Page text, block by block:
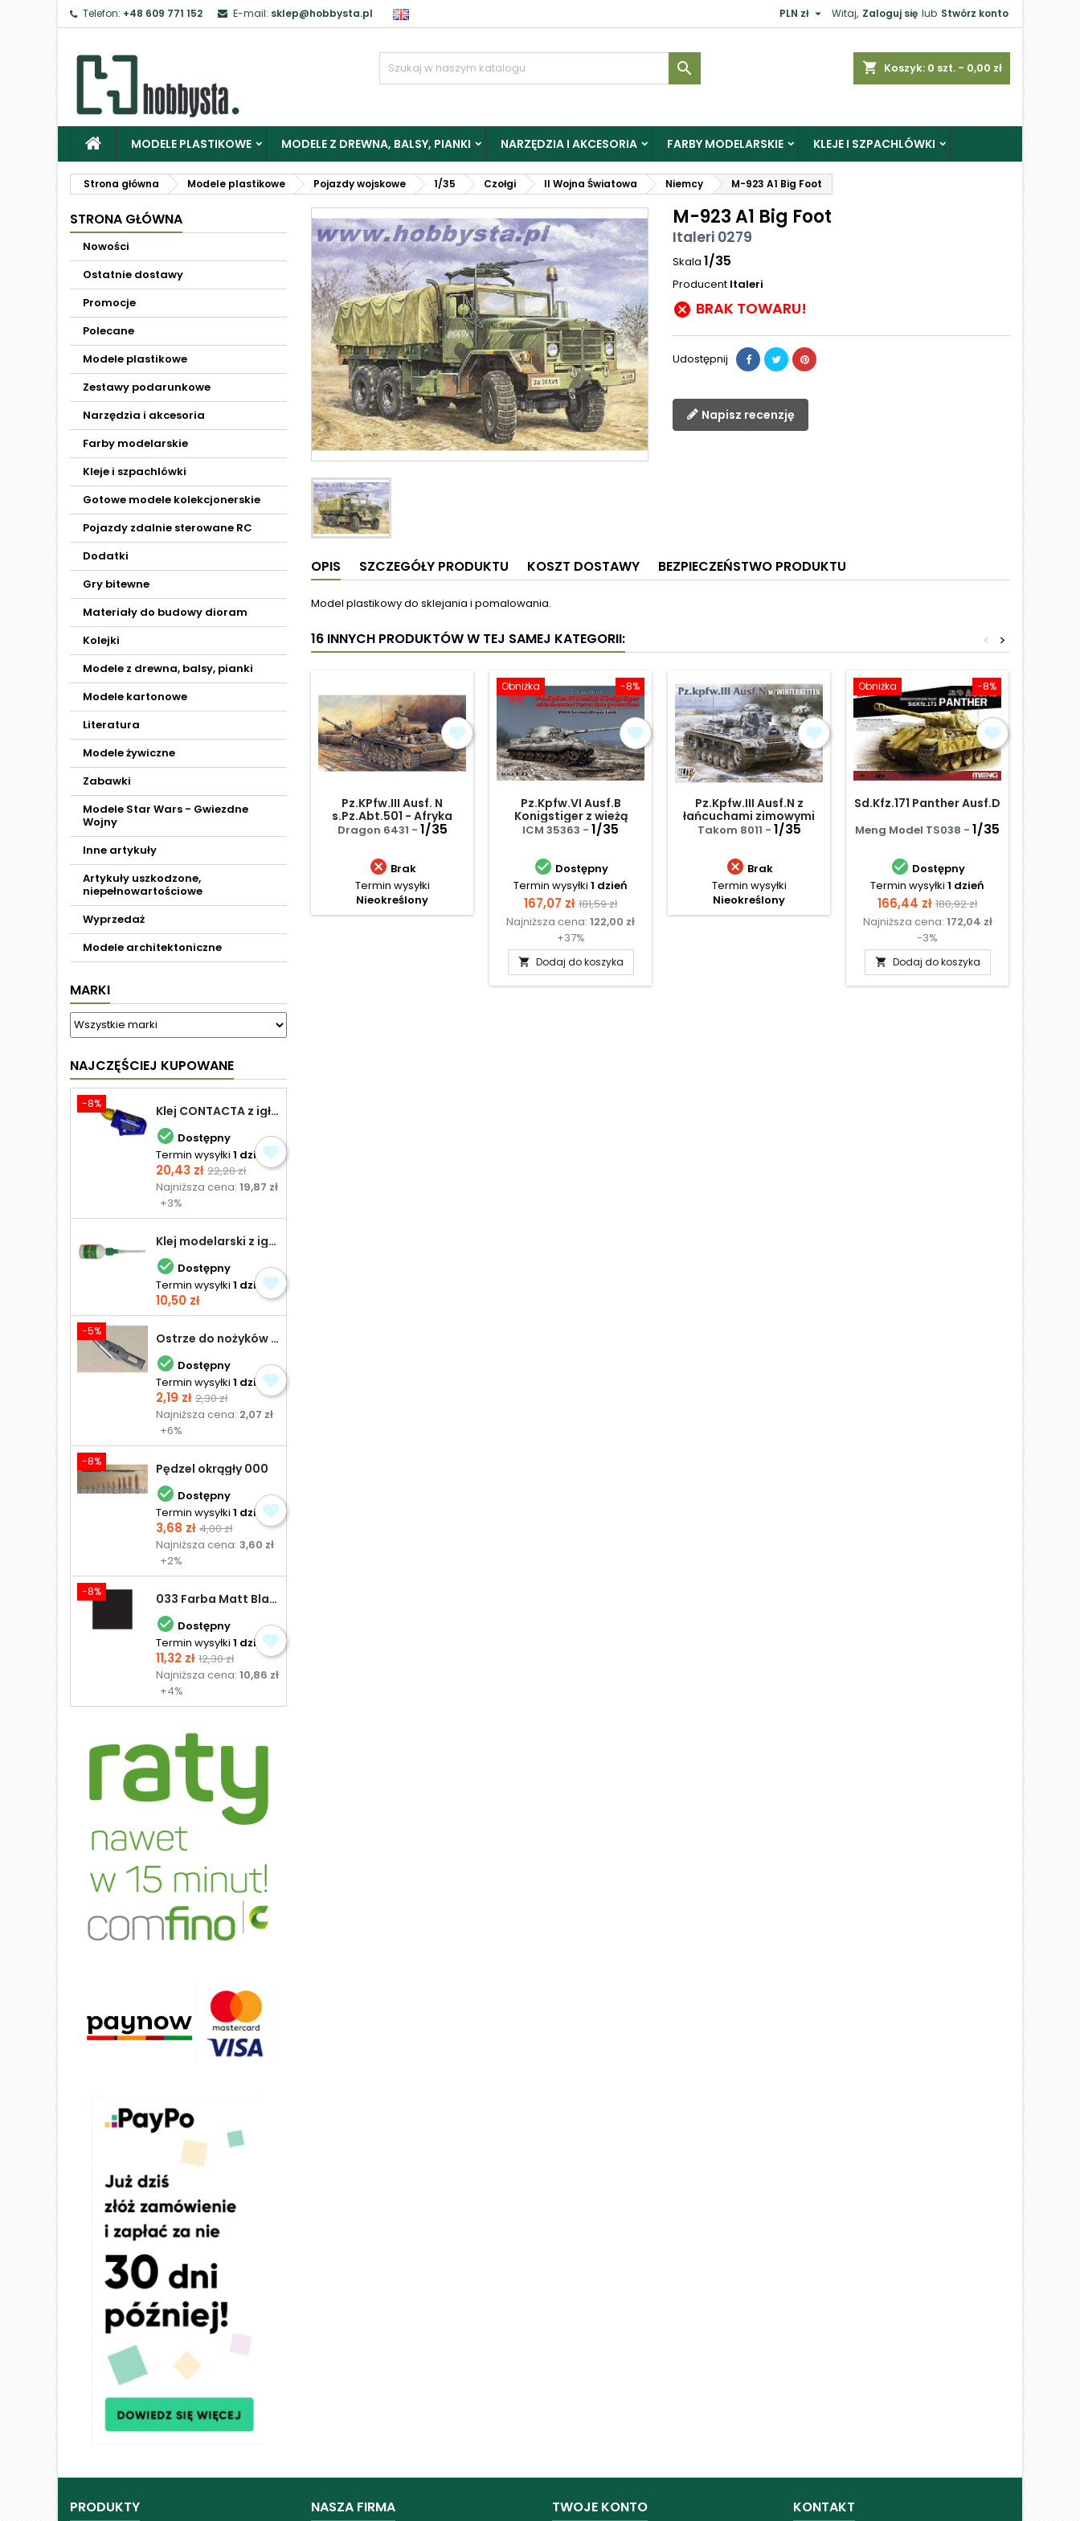
Telefon: +48 609 771 152 E-mail: sklep@hobbysta.pl Witaj, Zaloguj się lub Stwórz konto
PLN zł 
shopping_cart Koszyk: 0 szt. - 0,00 zł

MODELE PLASTIKOWE MODELE Z DREWNA, BALSY, PIANKI NARZĘDZIA I AKCESORIA FARBY MODELARSKIE KLEJE I SZPACHLÓWKI
Strona główna Modele plastikowe Pojazdy wojskowe 1/35 Czołgi II Wojna Światowa Niemcy M-923 A1 Big Foot
STRONA GŁÓWNA
Nowości
Ostatnie dostawy
Promocje
Polecane
Modele plastikowe
Zestawy podarunkowe
Narzędzia i akcesoria
Farby modelarskie
Kleje i szpachlówki
Gotowe modele kolekcjonerskie
Pojazdy zdalnie sterowane RC
Dodatki
Gry bitewne
Materiały do budowy dioram
Kolejki
Modele z drewna, balsy, pianki
Modele kartonowe
Literatura
Modele żywiczne
Zabawki
Modele Star Wars - Gwiezdne
Wojny
Inne artykuły
Artykuły uszkodzone,
niepełnowartościowe
Wyprzedaż
Modele architektoniczne
MARKI
NAJCZĘŚCIEJ KUPOWANE
-8% Klej CONTACTA z igłą do plastiku 25,0 g
 Dostępny
Termin wysyłki 1 dzień
Cena
20,43 zł Cena
podstawowa
22,20 zł
Najniższa cena:19,87 zł
+3%
Klej modelarski z igłą 30 ml
 Dostępny
Termin wysyłki 1 dzień
Cena
10,50 zł
-5% Ostrze do nożyków Excel
 Dostępny
Termin wysyłki 1 dzień
Cena
2,19 zł Cena
podstawowa
2,30 zł
Najniższa cena: 2,07 zł
+6%
-8% Pędzel okrągły 000
 Dostępny
Termin wysyłki 1 dzień
Cena
3,68 zł Cena
podstawowa
4,00 zł
Najniższa cena:3,60 zł
+2%
-8% 033 Farba Matt Black - olejna
 Dostępny
Termin wysyłki 1 dzień
Cena
11,32 zł Cena
podstawowa
12,30 zł
Najniższa cena:10,86 zł
+4%
M-923 A1 Big Foot
Italeri 0279
Skala 1/35
Producent Italeri
 BRAK TOWARU!
Udostępnij
Napisz recenzję
OPIS SZCZEGÓŁY PRODUKTU KOSZT DOSTAWY BEZPIECZEŃSTWO PRODUKTU
Model plastikowy do sklejania i pomalowania.
16 INNYCH PRODUKTÓW W TEJ SAMEJ KATEGORII: >
<
Pz.KPfw.III Ausf. N
s.Pz.Abt.501 - Afryka
Dragon 6431 - 1/35
 Brak
Termin wysyłki
Nieokreślony
-8%
Obniżka
Pz.Kpfw.VI Ausf.B
Konigstiger z wieżą
Henschla - późny
ICM 35363 - 1/35
 Dostępny
Termin wysyłki 1 dzień
Cena
167,07 zł Cena
podstawowa
181,59 zł
Najniższa cena: 122,00 zł
+37%
 Dodaj do koszyka
Pz.Kpfw.III Ausf.N z
łańcuchami zimowymi
Takom 8011 - 1/35
 Brak
Termin wysyłki
Nieokreślony
-8%
Obniżka
Sd.Kfz.171 Panther Ausf.D
Meng Model TS038 - 1/35
 Dostępny
Termin wysyłki 1 dzień
Cena
166,44 zł Cena
podstawowa
180,92 zł
Najniższa cena: 172,04 zł
-3%
 Dodaj do koszyka
PRODUKTY NASZA FIRMA TWOJE KONTO KONTAKT